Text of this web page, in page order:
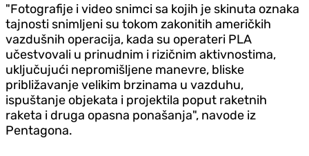
"Fotografije i video snimci sa kojih je skinuta oznaka
tajnosti snimljeni su tokom zakonitih američkih
vazdušnih operacija, kada su operateri PLA
učestvovali u prinudnim i rizičnim aktivnostima,
uključujući nepromišljene manevre, bliske
približavanje velikim brzinama u vazduhu,
ispuštanje objekata i projektila poput raketnih
raketa i druga opasna ponašanja", navode iz
Pentagona.